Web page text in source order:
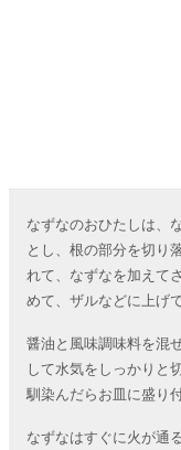
なずなのおひたしは、
とし、根の部分を切り
れて、なずなを加えて
めて、ザルなどに上げ
醤油と風味調味料を混
して水気をしっかりと
馴染んだらお皿に盛り
なずなはすぐに火が通